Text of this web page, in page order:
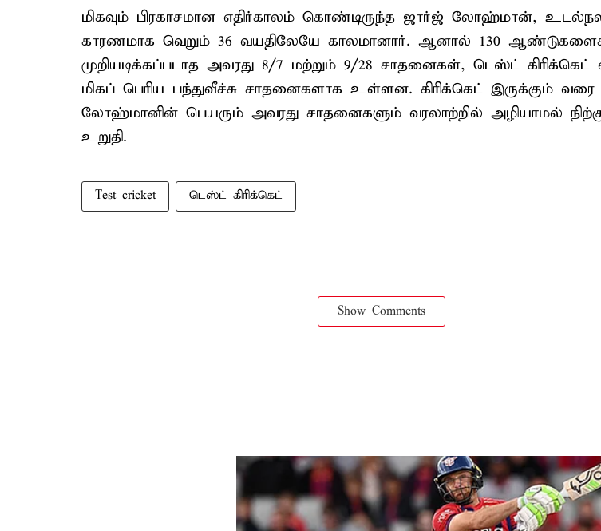
மிகவும் பிரகாசமான எதிர்காலம் கொண்டிருந்த ஜார்ஜ் லோஹ்மான்,
காரணமாக வெறும் 36 வயதிலேயே காலமானார். ஆனால் 130
முறியடிக்கப்படாத அவரது 8/7 மற்றும் 9/28 சாதனைகள், டெஸ்ட் கிரிக்கெட்
மிகப் பெரிய பந்துவீச்சு சாதனைகளாக உள்ளன. கிரிக்கெட் இருக்கும்
லோஹ்மானின் பெயரும் அவரது சாதனைகளும் வரலாற்றில் அழியாமல்
உறுதி.
Test cricket டெஸ்ட் கிரிக்கெட்
Show Comments